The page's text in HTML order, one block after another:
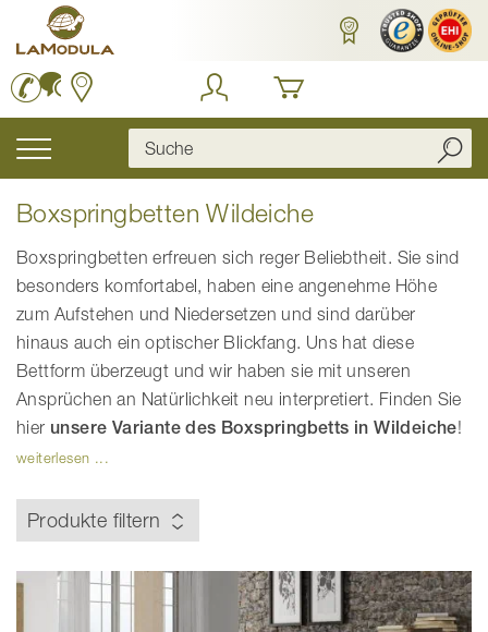
Inhalt
springen
Navigation
Boxspringbetten Wildeiche
Boxspringbetten erfreuen sich reger Beliebtheit. Sie sind
besonders komfortabel, haben eine angenehme Höhe
zum Aufstehen und Niedersetzen und sind darüber
hinaus auch ein optischer Blickfang. Uns hat diese
Bettform überzeugt und wir haben sie mit unseren
Ansprüchen an Natürlichkeit neu interpretiert. Finden Sie
hier unsere Variante des Boxspringbetts in Wildeiche!
weiterlesen ...
Produkte filtern